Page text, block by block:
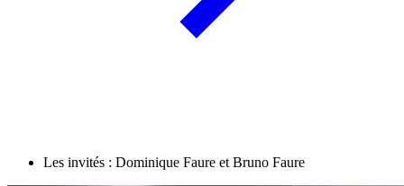
Les invités : Dominique Faure et Bruno Faure